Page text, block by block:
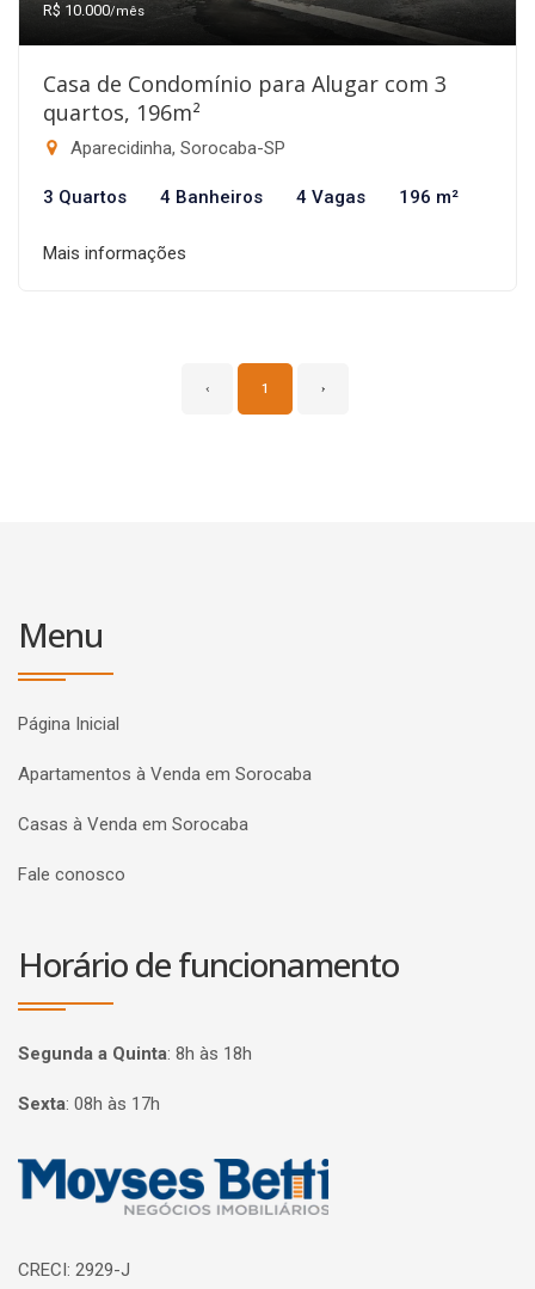
R$ 10.000/mês
Casa de Condomínio para Alugar com 3
quartos, 196m²
Aparecidinha, Sorocaba-SP
3 Quartos 4 Banheiros 4 Vagas 196 m²
Mais informações
‹ 1 ›
Menu
Página Inicial
Apartamentos à Venda em Sorocaba
Casas à Venda em Sorocaba
Fale conosco
Horário de funcionamento
Segunda a Quinta: 8h às 18h
Sexta: 08h às 17h
Página inicial
CRECI: 2929-J